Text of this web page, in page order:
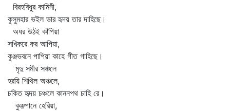
বিরহবিধুর কামিনী,
কুসুমহার ভইল ভার হৃদয় তার দাহিছে।
অধর উঠই কাঁপিয়া
সখিকরে কর আপিয়া,
কুঞ্জভবনে পাপিয়া কাহে গীত গাহিছে।
মৃদু সমীর সঞ্চলে
হরয়ি শিথিল অঞ্চলে,
চকিত হৃদয় চঞ্চলে কাননপথ চাহি রে।
কুঞ্জপানে হেরিয়া,